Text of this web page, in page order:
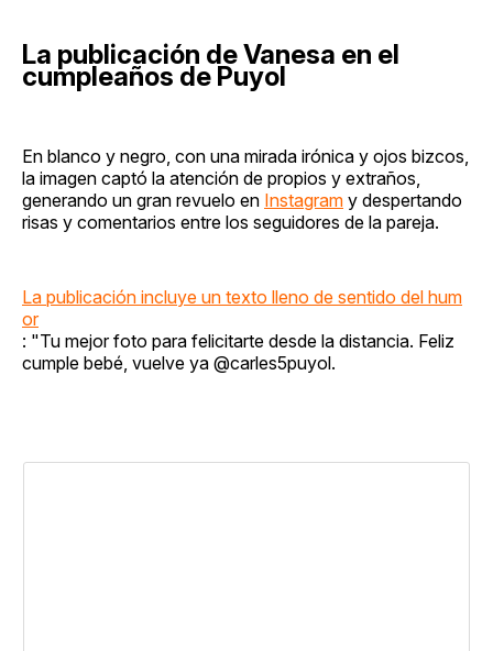
La publicación de Vanesa en el
cumpleaños de Puyol
En blanco y negro, con una mirada irónica y ojos bizcos,
la imagen captó la atención de propios y extraños,
generando un gran revuelo en Instagram y despertando
risas y comentarios entre los seguidores de la pareja.
La publicación incluye un texto lleno de sentido del hum
or
: "Tu mejor foto para felicitarte desde la distancia. Feliz
cumple bebé, vuelve ya @carles5puyol.